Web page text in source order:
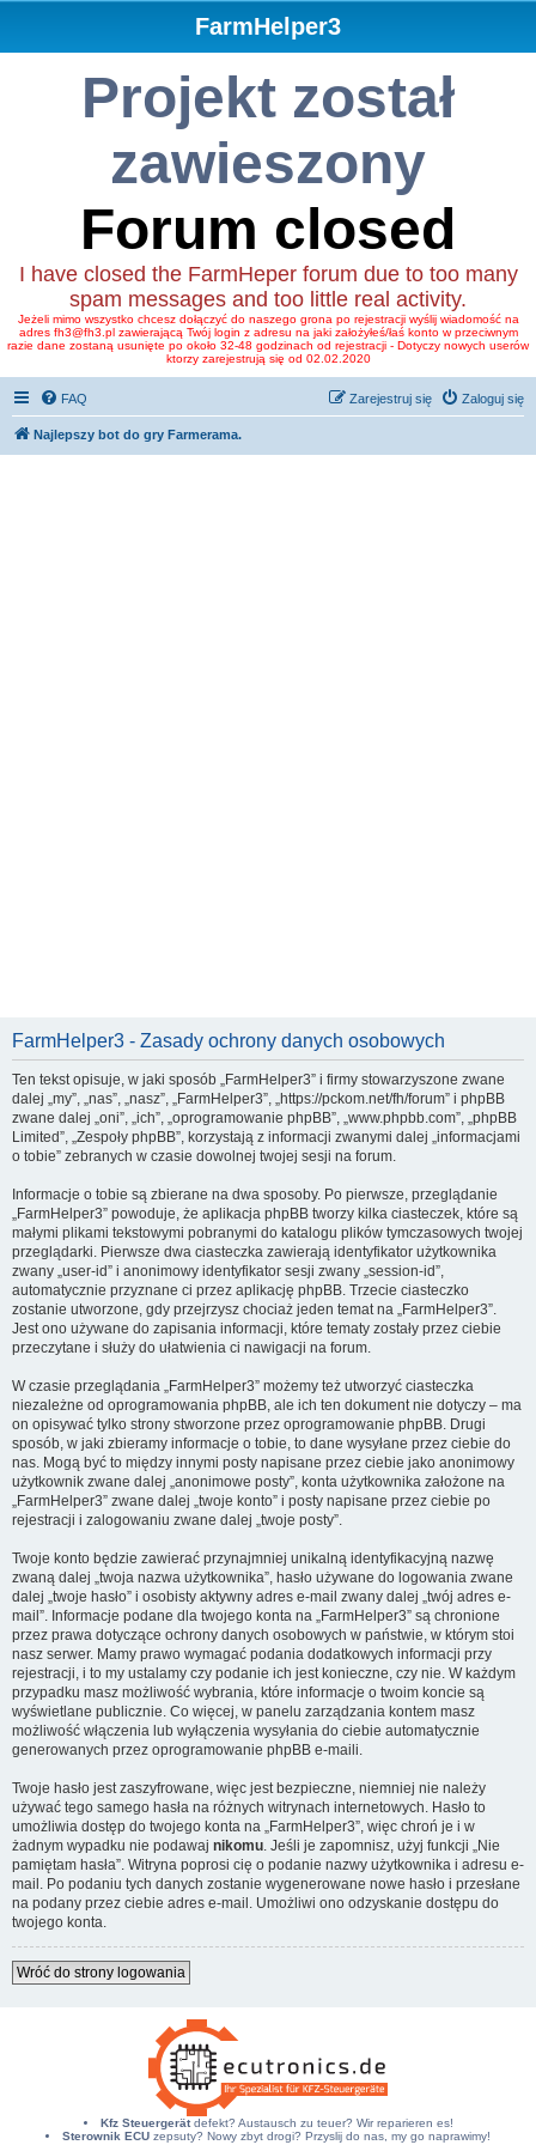
FarmHelper3
Projekt został
zawieszony
Forum closed
I have closed the FarmHeper forum due to too many
spam messages and too little real activity.
Jeżeli mimo wszystko chcesz dołączyć do naszego grona po rejestracji wyślij wiadomość na
adres fh3@fh3.pl zawierającą Twój login z adresu na jaki założyłeś/łaś konto w przeciwnym
razie dane zostaną usunięte po około 32-48 godzinach od rejestracji - Dotyczy nowych userów
ktorzy zarejestrują się od 02.02.2020
FAQ Zaloguj się
Zarejestruj się
Najlepszy bot do gry Farmerama.
FarmHelper3 - Zasady ochrony danych osobowych
Ten tekst opisuje, w jaki sposób „FarmHelper3” i firmy stowarzyszone zwane
dalej „my”, „nas”, „nasz”, „FarmHelper3”, „https://pckom.net/fh/forum” i phpBB
zwane dalej „oni”, „ich”, „oprogramowanie phpBB”, „www.phpbb.com”, „phpBB
Limited”, „Zespoły phpBB”, korzystają z informacji zwanymi dalej „informacjami
o tobie” zebranych w czasie dowolnej twojej sesji na forum.
Informacje o tobie są zbierane na dwa sposoby. Po pierwsze, przeglądanie
„FarmHelper3” powoduje, że aplikacja phpBB tworzy kilka ciasteczek, które są
małymi plikami tekstowymi pobranymi do katalogu plików tymczasowych twojej
przeglądarki. Pierwsze dwa ciasteczka zawierają identyfikator użytkownika
zwany „user-id” i anonimowy identyfikator sesji zwany „session-id”,
automatycznie przyznane ci przez aplikację phpBB. Trzecie ciasteczko
zostanie utworzone, gdy przejrzysz chociaż jeden temat na „FarmHelper3”.
Jest ono używane do zapisania informacji, które tematy zostały przez ciebie
przeczytane i służy do ułatwienia ci nawigacji na forum.
W czasie przeglądania „FarmHelper3” możemy też utworzyć ciasteczka
niezależne od oprogramowania phpBB, ale ich ten dokument nie dotyczy – ma
on opisywać tylko strony stworzone przez oprogramowanie phpBB. Drugi
sposób, w jaki zbieramy informacje o tobie, to dane wysyłane przez ciebie do
nas. Mogą być to między innymi posty napisane przez ciebie jako anonimowy
użytkownik zwane dalej „anonimowe posty”, konta użytkownika założone na
„FarmHelper3” zwane dalej „twoje konto” i posty napisane przez ciebie po
rejestracji i zalogowaniu zwane dalej „twoje posty”.
Twoje konto będzie zawierać przynajmniej unikalną identyfikacyjną nazwę
zwaną dalej „twoja nazwa użytkownika”, hasło używane do logowania zwane
dalej „twoje hasło” i osobisty aktywny adres e-mail zwany dalej „twój adres e-
mail”. Informacje podane dla twojego konta na „FarmHelper3” są chronione
przez prawa dotyczące ochrony danych osobowych w państwie, w którym stoi
nasz serwer. Mamy prawo wymagać podania dodatkowych informacji przy
rejestracji, i to my ustalamy czy podanie ich jest konieczne, czy nie. W każdym
przypadku masz możliwość wybrania, które informacje o twoim koncie są
wyświetlane publicznie. Co więcej, w panelu zarządzania kontem masz
możliwość włączenia lub wyłączenia wysyłania do ciebie automatycznie
generowanych przez oprogramowanie phpBB e-maili.
Twoje hasło jest zaszyfrowane, więc jest bezpieczne, niemniej nie należy
używać tego samego hasła na różnych witrynach internetowych. Hasło to
umożliwia dostęp do twojego konta na „FarmHelper3”, więc chroń je i w
żadnym wypadku nie podawaj nikomu. Jeśli je zapomnisz, użyj funkcji „Nie
pamiętam hasła”. Witryna poprosi cię o podanie nazwy użytkownika i adresu e-
mail. Po podaniu tych danych zostanie wygenerowane nowe hasło i przesłane
na podany przez ciebie adres e-mail. Umożliwi ono odzyskanie dostępu do
twojego konta.
Wróć do strony logowania
Kfz Steuergerätdefekt? Austausch zu teuer? Wir reparieren es!
Sterownik ECU zepsuty? Nowy zbyt drogi? Przyslij do nas, my go naprawimy!